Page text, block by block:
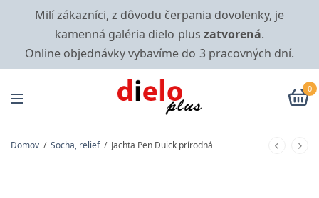
Milí zákazníci, z dôvodu čerpania dovolenky, je
kamenná galéria dielo plus zatvorená.
Online objednávky vybavíme do 3 pracovných dní.
0
Domov / Socha, relief / Jachta Pen Duick prírodná